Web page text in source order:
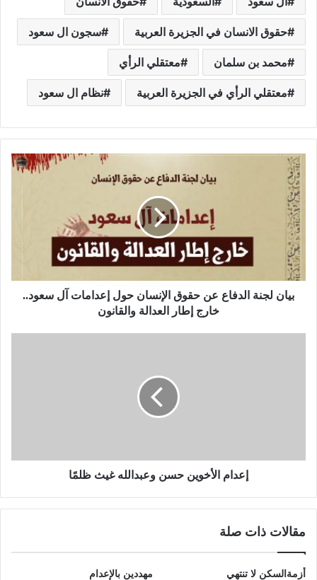
حقوق الانسان في الجزيرة العربية سجون ال سعود
محمد بن سلمان معتقلي الرأي
معتقلي الرأي في الجزيرة العربية نظام ال سعود
بيان لجنة الدفاع عن حقوق الإنسان حول إعدامات آل سعود..
خارج إطار العدالة والقانون
إعدام الأخوين حسن وعبدالله غيث ظلمًا
مقالات ذات صلة
أزمةالسكن لا تنتهي مهددين بالإعدام